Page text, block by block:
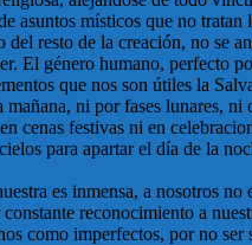
asuntos místicos que no
resto de la creación, no se
El género humano, perfecto
que nos son útiles la
ni por fases lunares,
cenas festivas ni en
para apartar el día de la
es inmensa, a nosotros
reconocimiento a
como imperfectos, por no